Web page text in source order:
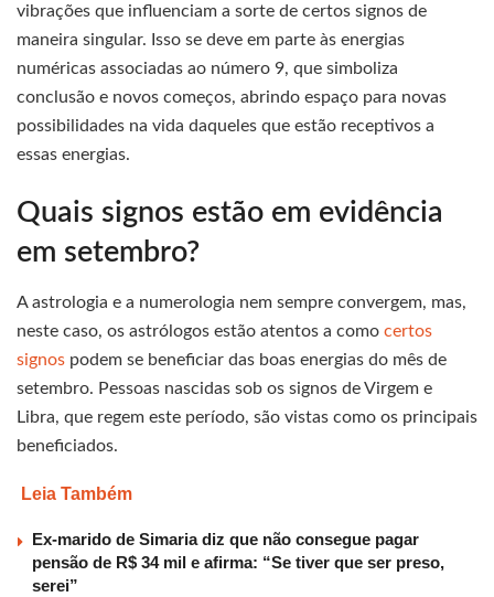
vibrações que influenciam a sorte de certos signos de
maneira singular. Isso se deve em parte às energias
numéricas associadas ao número 9, que simboliza
conclusão e novos começos, abrindo espaço para novas
possibilidades na vida daqueles que estão receptivos a
essas energias.
Quais signos estão em evidência
em setembro?
A astrologia e a numerologia nem sempre convergem, mas,
neste caso, os astrólogos estão atentos a como certos
signos podem se beneficiar das boas energias do mês de
setembro. Pessoas nascidas sob os signos de Virgem e
Libra, que regem este período, são vistas como os principais
beneficiados.
Leia Também
Ex-marido de Simaria diz que não consegue pagar
pensão de R$ 34 mil e afirma: “Se tiver que ser preso,
serei”